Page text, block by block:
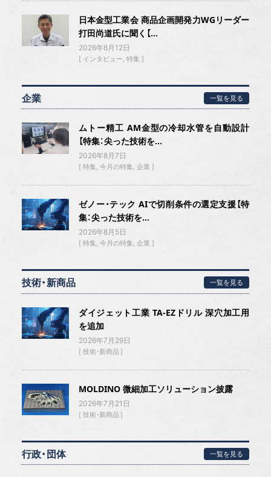
日本金型工業会 商品企画開発力WGリーダー
打田尚道氏に聞く【...
2026年6月12日
インタビュー 特集
企業 一覧を見る
ムトー精工 AM金型の冷却水管を自動設計
【特集：尖った技術を...
2026年8月7日
特集 今月の特集 企業
ゼノー・テック AIで切削条件の選定支援【特
集：尖った技術を...
2026年8月5日
特集 今月の特集 企業
技術・新商品 一覧を見る
ダイジェット工業 TA-EZドリル 深穴加工用
を追加
2026年7月29日
技術・新商品
MOLDINO 微細加工ソリューション披露
2026年7月21日
技術・新商品
行政・団体 一覧を見る